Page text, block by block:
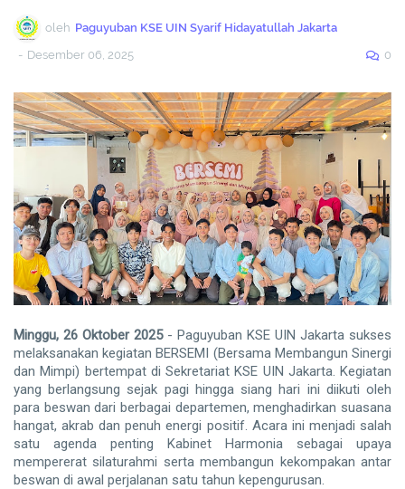
oleh Paguyuban KSE UIN Syarif Hidayatullah Jakarta
- Desember 06, 2025 0
Minggu, 26 Oktober 2025- Paguyuban KSE UIN Jakarta sukses
melaksanakan kegiatan BERSEMI (Bersama Membangun Sinergi
dan Mimpi) bertempat di Sekretariat KSE UIN Jakarta. Kegiatan
yang berlangsung sejak pagi hingga siang hari ini diikuti oleh
para beswan dari berbagai departemen, menghadirkan suasana
hangat, akrab dan penuh energi positif. Acara ini menjadi salah
satu agenda penting Kabinet Harmonia sebagai upaya
mempererat silaturahmi serta membangun kekompakan antar
beswan di awal perjalanan satu tahun kepengurusan.